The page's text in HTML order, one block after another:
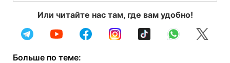
Или читайте нас там, где вам удобно!
Больше по теме: